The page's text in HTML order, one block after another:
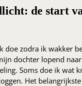
de start
doe zodra ik wakker
dochter lopend
Soms doe ik wat
Het